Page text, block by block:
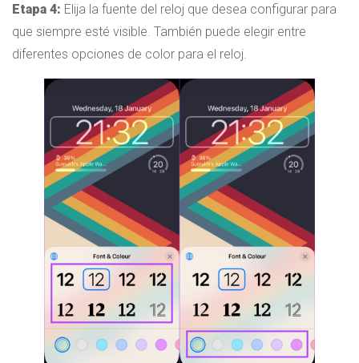
Etapa 4: Elija la fuente del reloj que desea configurar para
que siempre esté visible. También puede elegir entre
diferentes opciones de color para el reloj.